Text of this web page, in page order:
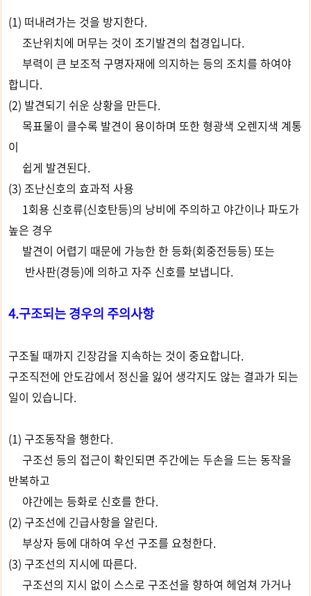
(1) 떠내려가는 것을 방지한다.
조난위치에 머무는 것이 조기발견의 첩경입니다.
부력이 큰 보조적 구명자재에 의지하는 등의 조치를 하여야
합니다.
(2) 발견되기 쉬운 상황을 만든다.
목표물이 클수록 발견이 용이하며 또한 형광색 오렌지색 계통
이
쉽게 발견된다.
(3) 조난신호의 효과적 사용
1회용 신호류(신호탄등)의 낭비에 주의하고 야간이나 파도가
높은 경우
발견이 어렵기 때문에 가능한 한 등화(회중전등등) 또는
반사판(경등)에 의하고 자주 신호를 보냅니다.
4.구조되는 경우의 주의사항
구조될 때까지 긴장감을 지속하는 것이 중요합니다.
구조직전에 안도감에서 정신을 잃어 생각지도 않는 결과가 되는
일이 있습니다.
(1) 구조동작을 행한다.
구조선 등의 접근이 확인되면 주간에는 두손을 드는 동작을
반복하고
야간에는 등화로 신호를 한다.
(2) 구조선에 긴급사항을 알린다.
부상자 등에 대하여 우선 구조를 요청한다.
(3) 구조선의 지시에 따른다.
구조선의 지시 없이 스스로 구조선을 향하여 헤엄쳐 가거나